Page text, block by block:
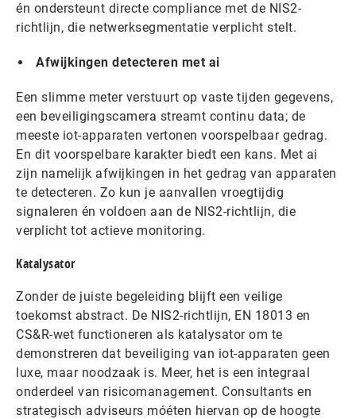
én ondersteunt directe compliance met de NIS2-
richtlijn, die netwerksegmentatie verplicht stelt.
Afwijkingen detecteren met ai
Een slimme meter verstuurt op vaste tijden gegevens,
een beveiligingscamera streamt continu data; de
meeste iot-apparaten vertonen voorspelbaar gedrag.
En dit voorspelbare karakter biedt een kans. Met ai
zijn namelijk afwijkingen in het gedrag van apparaten
te detecteren. Zo kun je aanvallen vroegtijdig
signaleren én voldoen aan de NIS2-richtlijn, die
verplicht tot actieve monitoring.
Katalysator
Zonder de juiste begeleiding blijft een veilige
toekomst abstract. De NIS2-richtlijn, EN 18013 en
CS&R-wet functioneren als katalysator om te
demonstreren dat beveiliging van iot-apparaten geen
luxe, maar noodzaak is. Meer, het is een integraal
onderdeel van risicomanagement. Consultants en
strategisch adviseurs móéten hiervan op de hoogte